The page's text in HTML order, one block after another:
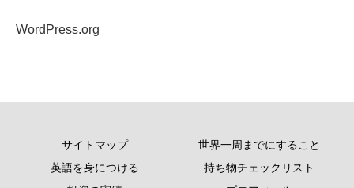
WordPress.org
サイトマップ
世界一周までにすること
英語を身につける
持ち物チェックリスト